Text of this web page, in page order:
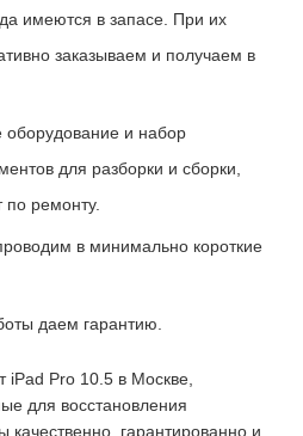
имеются в запасе. При их
заказываем и получаем в
и набор
для разборки и сборки,
по ремонту.
в минимально короткие
даем гарантию.
Pro 10.5 в Москве,
для восстановления
качественно, гарантированно и